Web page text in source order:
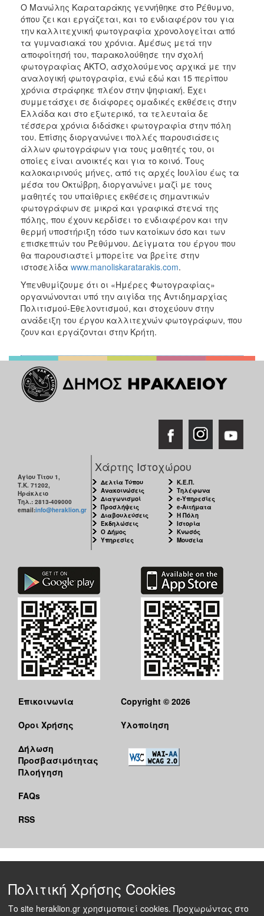
Ο Μανώλης Καραταράκης γεννήθηκε στο Ρέθυμνο,
όπου ζει και εργάζεται, και το ενδιαφέρον του για
την καλλιτεχνική φωτογραφία χρονολογείται από
τα γυμνασιακά του χρόνια. Αμέσως μετά την
αποφοίτησή του, παρακολούθησε την σχολή
φωτογραφίας ΑΚΤΟ, ασχολούμενος αρχικά με την
αναλογική φωτογραφία, ενώ εδώ και 15 περίπου
χρόνια στράφηκε πλέον στην ψηφιακή. Έχει
συμμετάσχει σε διάφορες ομαδικές εκθέσεις στην
Ελλάδα και στο εξωτερικό, τα τελευταία δε
τέσσερα χρόνια διδάσκει φωτογραφία στην πόλη
του. Επίσης διοργανώνει πολλές παρουσιάσεις
άλλων φωτογράφων για τους μαθητές του, οι
οποίες είναι ανοικτές και για το κοινό. Τους
καλοκαιρινούς μήνες, από τις αρχές Ιουλίου έως τα
μέσα του Οκτώβρη, διοργανώνει μαζί με τους
μαθητές του υπαίθριες εκθέσεις σημαντικών
φωτογράφων σε μικρά και γραφικά στενά της
πόλης, που έχουν κερδίσει το ενδιαφέρον και την
θερμή υποστήριξη τόσο των κατοίκων όσο και των
επισκεπτών του Ρεθύμνου. Δείγματα του έργου που
θα παρουσιαστεί μπορείτε να βρείτε στην
ιστοσελίδα www.manoliskaratarakis.com.
Υπενθυμίζουμε ότι οι «Ημέρες Φωτογραφίας»
οργανώνονται υπό την αιγίδα της Αντιδημαρχίας
Πολιτισμού-Εθελοντισμού, και στοχεύουν στην
ανάδειξη του έργου καλλιτεχνών φωτογράφων, που
ζουν και εργάζονται στην Κρήτη.
Αγίου Τίτου 1,
Τ.Κ. 71202,
Ηράκλειο
Τηλ.: 2813-409000
email:info@heraklion.gr
Χάρτης Ιστοχώρου
Δελτία Τύπου
Ανακοινώσεις
Διαγωνισμοί
Προσλήψεις
Διαβουλεύσεις
Εκδηλώσεις
Ο Δήμος
Υπηρεσίες
Κ.Ε.Π.
Τηλέφωνα
e-Υπηρεσίες
e-Αιτήματα
Η Πόλη
Ιστορία
Κνωσός
Μουσεία
Επικοινωνία
Όροι Χρήσης
Δήλωση
Προσβασιμότητας
Πλοήγηση
FAQs
RSS
Copyright © 2026
Υλοποίηση
Πολιτική Χρήσης Cookies
Το site heraklion.gr χρησιμοποιεί cookies. Προχωρώντας στο